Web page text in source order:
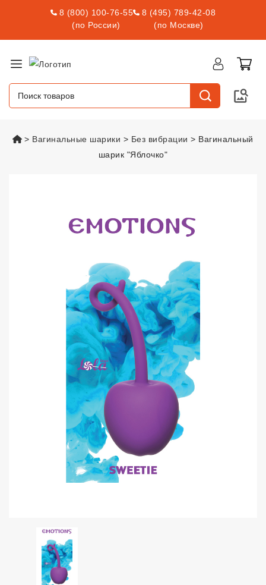
8 (800) 100-76-55
(по России)
8 (495) 789-42-08
(по Москве)
vsexshop.ru
Вагинальные шарики Без вибрации
Вагинальный
шарик "Яблочко"